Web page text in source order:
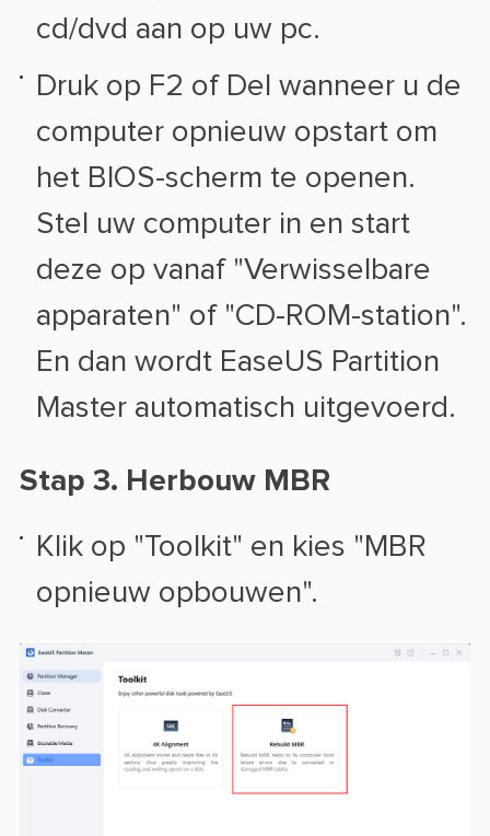
cd/dvd aan op uw pc.
Druk op F2 of Del wanneer u de
computer opnieuw opstart om
het BIOS-scherm te openen.
Stel uw computer in en start
deze op vanaf "Verwisselbare
apparaten" of "CD-ROM-station".
En dan wordt EaseUS Partition
Master automatisch uitgevoerd.
Stap 3. Herbouw MBR
Klik op "Toolkit" en kies "MBR
opnieuw opbouwen".